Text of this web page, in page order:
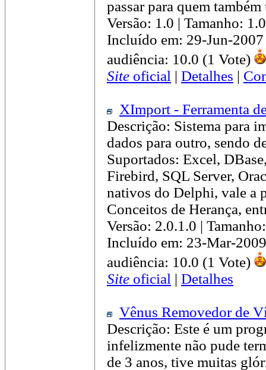
passar para quem
Versão: 1.0 | Tamanho:
Incluído em: 29-Jun-
audiência: 10.0 (1 Vote)
Site oficial | Detalhes |
XImport - Ferramenta
Descrição: Sistema para
dados para outro, sendo
Suportados: Excel,
Firebird, SQL Server,
nativos do Delphi, vale a
Conceitos de Herança,
Versão: 2.0.1.0 |
Incluído em: 23-Mar-
audiência: 10.0 (1 Vote)
Site oficial | Detalhes
Vênus Removedor de
Descrição: Este é um
infelizmente não pude
de 3 anos, tive muitas